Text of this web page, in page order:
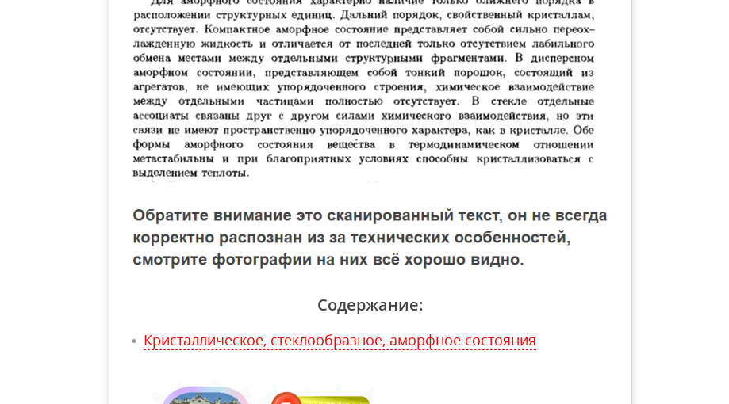
Содержание:
Кристаллическое, стеклообразное, аморфное состояния